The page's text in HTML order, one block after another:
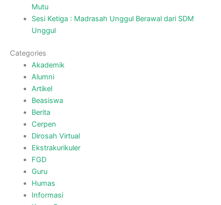
Mutu
Sesi Ketiga : Madrasah Unggul Berawal dari SDM
Unggul
Categories
Akademik
Alumni
Artikel
Beasiswa
Berita
Cerpen
Dirosah Virtual
Ekstrakurikuler
FGD
Guru
Humas
Informasi